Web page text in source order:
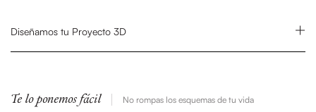
Diseñamos tu Proyecto 3D
Te lo ponemos fácil No rompas los esquemas de tu vida